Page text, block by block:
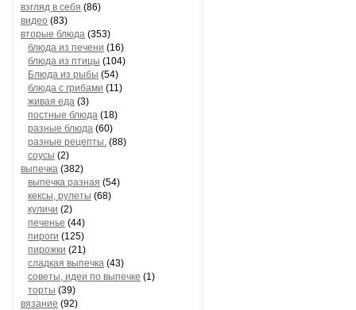
взгляд в себя (86)
видео (83)
вторые блюда (353)
блюда из печени (16)
блюда из птицы (104)
Блюда из рыбы (54)
блюда с грибами (11)
живая еда (3)
постные блюда (18)
разные блюда (60)
разные рецепты. (88)
соусы (2)
выпечка (382)
выпечка разная (54)
кексы, рулеты (68)
куличи (2)
печенье (44)
пироги (125)
пирожки (21)
сладкая выпечка (43)
советы, идеи по выпечке (1)
торты (39)
вязание (92)